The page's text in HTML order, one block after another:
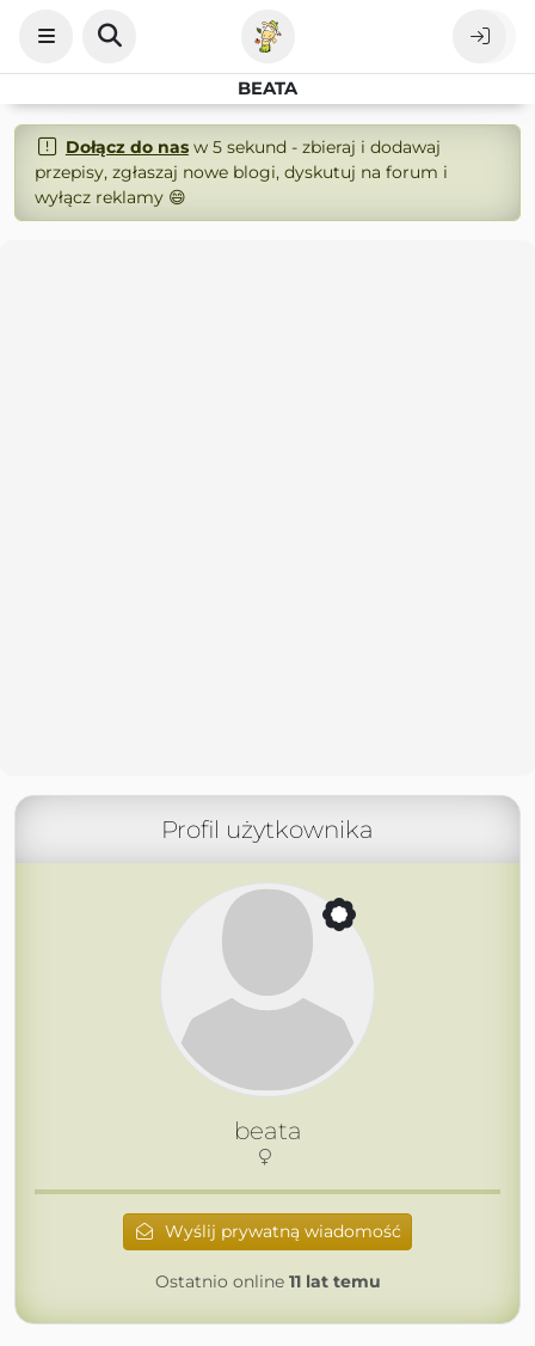
BEATA
Dołącz do nasw 5 sekund - zbieraj i dodawaj
przepisy, zgłaszaj nowe blogi, dyskutuj na forum i
wyłącz reklamy 😄
Profil użytkownika
beata
Wyślij prywatną wiadomość
Ostatnio online 11 lat temu